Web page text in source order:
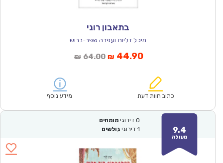
בתאבון רוני
מיכל דליות ועפרה שפר-ברוש
₪ 64.00המחיר
₪64.00.
₪ 44.90המחיר
הוא:
כתוב חוות דעת מידע נוסף
9.4
מעולה
0 דירוגי מומחים
1 דירוגי גולשים